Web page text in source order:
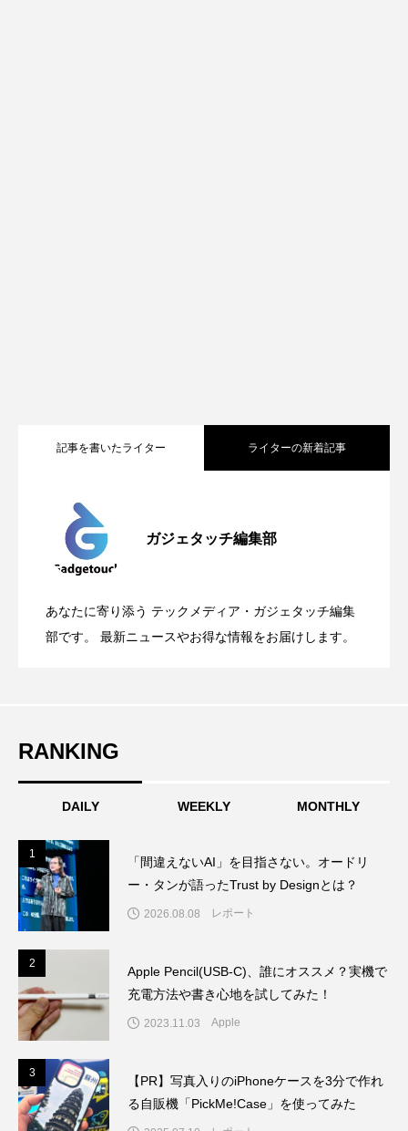
記事を書いたライター ライターの新着記事
ガジェタッチ編集部
あなたに寄り添う テックメディア・ガジェタッチ編集
部です。 最新ニュースやお得な情報をお届けします。
2026.05.04
登場
2026.04.24
Directに動いた理由、担当者も答えられな
2026.04.23 OpenMic Insight：AFEELA開発中止で見
RANKING
DAILY WEEKLY MONTHLY
1
「間違えないAI」を目指さない。オードリ
ー・タンが語ったTrust by Designとは？
2026.08.08 レポート
2
Apple Pencil(USB-C)、誰にオススメ？実機で
充電方法や書き心地を試してみた！
2023.11.03 Apple
3
【PR】写真入りのiPhoneケースを3分で作れ
る自販機「PickMe!Case」を使ってみた